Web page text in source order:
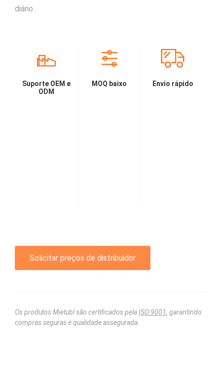
diário.
Suporte OEM e
ODM
MOQ baixo Envio rápido
Solicitar preços de distribuidor
Os produtos Mietubl são certificados pelaISO 9001, garantindo
compras seguras e qualidade assegurada.